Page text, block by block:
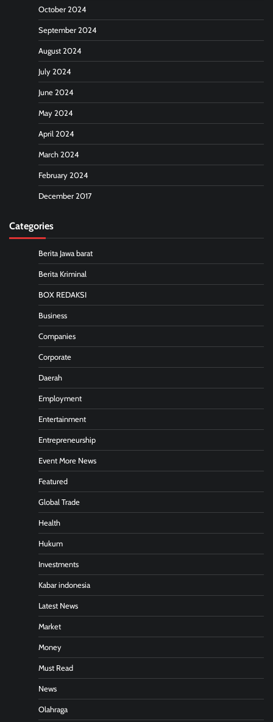
October 2024
September 2024
August 2024
July 2024
June 2024
May 2024
April 2024
March 2024
February 2024
December 2017
Categories
Berita Jawa barat
Berita Kriminal
BOX REDAKSI
Business
Companies
Corporate
Daerah
Employment
Entertainment
Entrepreneurship
Event More News
Featured
Global Trade
Health
Hukum
Investments
Kabar indonesia
Latest News
Market
Money
Must Read
News
Olahraga